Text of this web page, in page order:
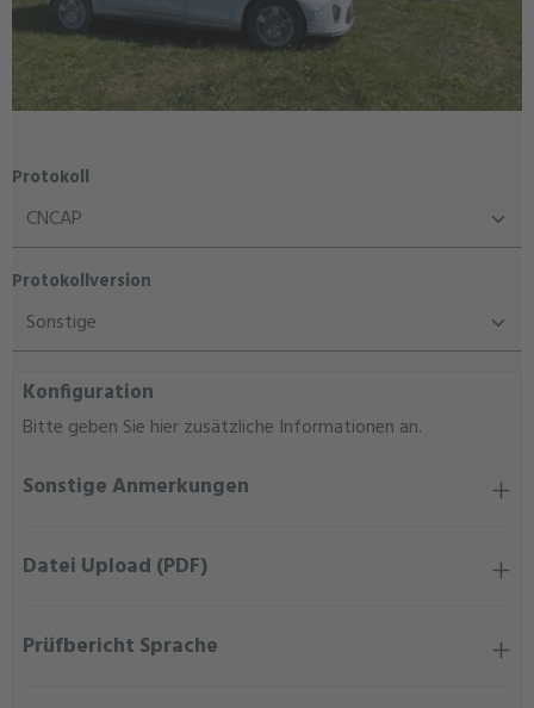
Protokoll
Protokollversion
Konfiguration
Bitte geben Sie hier zusätzliche Informationen an.
Sonstige Anmerkungen
Datei Upload (PDF)
Prüfbericht Sprache